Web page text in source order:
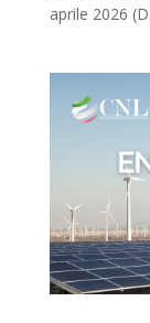
aprile 2026